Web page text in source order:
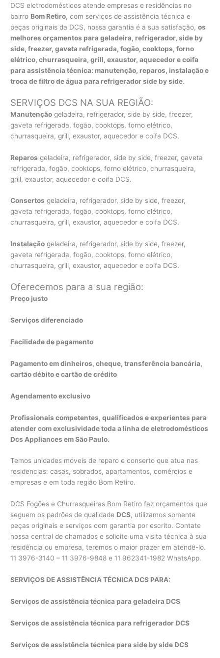
DCS eletrodomésticos atende empresas e residências no
bairro Bom Retiro, com serviços de assistência técnica e
peças originais da DCS, nossa garantia é a sua satisfação,os
melhores orçamentos para geladeira, refrigerador, side by
side, freezer, gaveta refrigerada, fogão, cooktops, forno
elétrico, churrasqueira, grill, exaustor, aquecedor e coifa
para assistência técnica: manutenção, reparos, instalação e
troca de filtro de água para refrigerador side by side.
SERVIÇOS DCS NA SUA REGIÃO:
Manutenção geladeira, refrigerador, side by side, freezer,
gaveta refrigerada, fogão, cooktops, forno elétrico,
churrasqueira, grill, exaustor, aquecedor e coifa DCS.
Reparos geladeira, refrigerador, side by side, freezer, gaveta
refrigerada, fogão, cooktops, forno elétrico, churrasqueira,
grill, exaustor, aquecedor e coifa DCS.
Consertos geladeira, refrigerador, side by side, freezer,
gaveta refrigerada, fogão, cooktops, forno elétrico,
churrasqueira, grill, exaustor, aquecedor e coifa DCS.
Instalação geladeira, refrigerador, side by side, freezer,
gaveta refrigerada, fogão, cooktops, forno elétrico,
churrasqueira, grill, exaustor, aquecedor e coifa DCS.
Oferecemos para a sua região:
Preço justo
Serviços diferenciado
Facilidade de pagamento
Pagamento em dinheiros, cheque, transferência bancária,
cartão débito e cartão de crédito
Agendamento exclusivo
Profissionais competentes, qualificados e experientes para
atender com exclusividade toda a linha de eletrodomésticos
Dcs Appliances em São Paulo.
Temos unidades móveis de reparo e conserto que atua nas
residencias: casas, sobrados, apartamentos, comércios e
empresas e em toda região Bom Retiro.
DCS Fogões e Churrasqueiras Bom Retiro faz orçamentos que
seguem os padrões de qualidade DCS, utilizamos somente
peças originais e serviços com garantia por escrito. Contate
nossa central de chamados e solicite uma visita técnica à sua
residência ou empresa, teremos o maior prazer em atendê-lo.
11 3976-3140 – 11 3976-9848 e 11 962341-1982 WhatsApp.
SERVIÇOS DE ASSISTÊNCIA TÉCNICA DCS PARA:
Serviços de assistência técnica para geladeira DCS
Serviços de assistência técnica para refrigerador DCS
Serviços de assistência técnica para side by side DCS